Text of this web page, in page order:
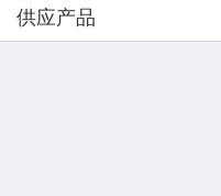
供应产品